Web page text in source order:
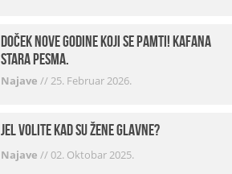
Doček Nove godine koji se pamti! Kafana
Stara pesma.
Najave //25. Februar 2026.
Jel volite kad su žene glavne?
Najave //02. Oktobar 2025.